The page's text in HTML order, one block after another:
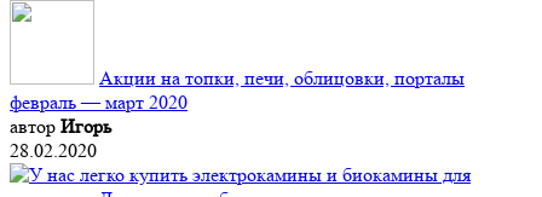
Акции на топки, печи, облицовки, порталы
февраль — март 2020
автор Игорь
28.02.2020